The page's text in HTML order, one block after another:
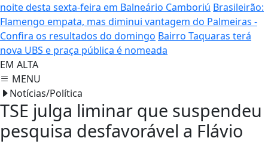
noite desta sexta-feira em Balneário Camboriú Brasileirão:
Flamengo empata, mas diminui vantagem do Palmeiras -
Confira os resultados do domingo Bairro Taquaras terá
nova UBS e praça pública é nomeada
EM ALTA
MENU
Notícias/Política
TSE julga liminar que suspendeu
pesquisa desfavorável a Flávio